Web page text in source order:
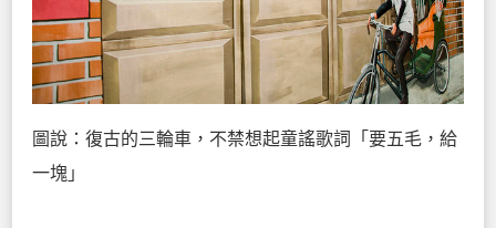
圖說：復古的三輪車，不禁想起童謠歌詞「要五毛，給
一塊」